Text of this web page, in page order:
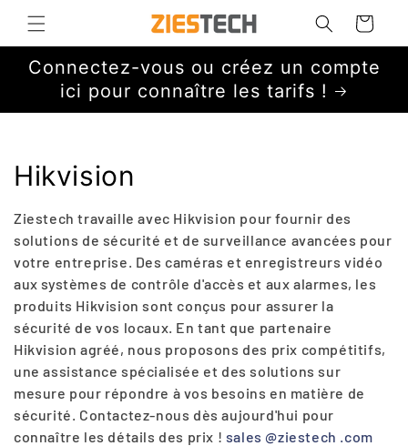
passer
au
Panier
Connectez-vous ou créez un compte
ici pour connaître les tarifs !
C
o
l
l
e
c
t
i
Hikvision
Ziestech travaille avec Hikvision pour fournir des
solutions de sécurité et de surveillance avancées pour
votre entreprise. Des caméras et enregistreurs vidéo
aux systèmes de contrôle d'accès et aux alarmes, les
produits Hikvision sont conçus pour assurer la
sécurité de vos locaux. En tant que partenaire
Hikvision agréé, nous proposons des prix compétitifs,
une assistance spécialisée et des solutions sur
mesure pour répondre à vos besoins en matière de
sécurité. Contactez-nous dès aujourd'hui pour
connaître les détails des prix ! sales @ziestech .com